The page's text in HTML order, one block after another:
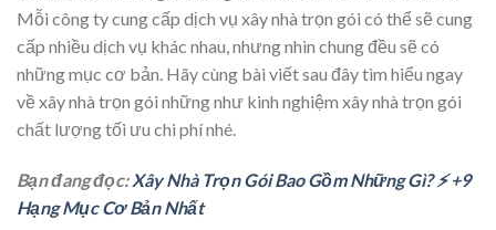
Mỗi công ty cung cấp dịch vụ xây nhà trọn gói có thể sẽ cung
cấp nhiều dịch vụ khác nhau, nhưng nhìn chung đều sẽ có
những mục cơ bản. Hãy cùng bài viết sau đây tìm hiểu ngay
về xây nhà trọn gói những như kinh nghiệm xây nhà trọn gói
chất lượng tối ưu chi phí nhé.
Bạn đang đọc: Xây Nhà Trọn Gói Bao Gồm Những Gì? ⚡️ +9
Hạng Mục Cơ Bản Nhất